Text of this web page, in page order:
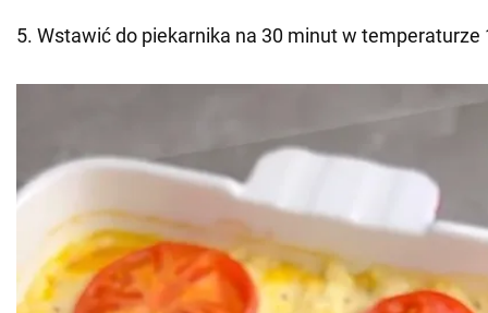
5. Wstawić do piekarnika na 30 minut w temperaturze